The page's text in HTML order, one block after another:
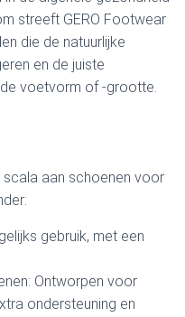
streeft GERO Footwear
die de natuurlijke
en de juiste
voetvorm of -grootte.
scala aan schoenen voor
gebruik, met een
Ontworpen voor
ondersteuning en